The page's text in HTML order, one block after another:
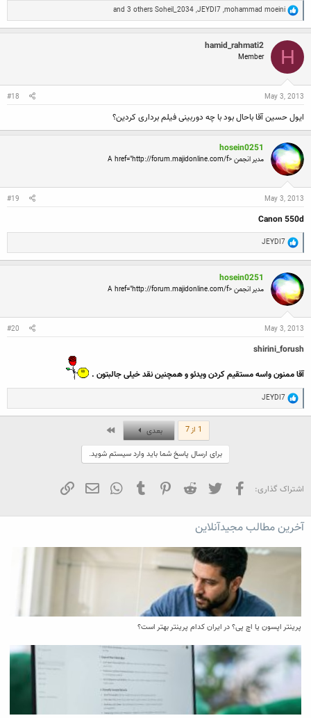
R
e
a
c
i
o
n
:
mohammad moeini
,
JEYDI7
,
Soheil_2034
H
hamid_rahmati2
Member
May 3, 2013
#18
ایول حسین آقا باحال بود با چه دوربینی فیلم برداری کردین؟
hosein0251
مدیر انجمن <A href="http://forum.majidonline.com/f
May 3, 2013
#19
Canon 550d
R
e
a
c
t
i
o
n
:
JEYDI7
hosein0251
مدیر انجمن <A href="http://forum.majidonline.com/f
May 3, 2013
#20
shirini_forush
آقا ممنون واسه مستقیم کردن ویدئو و همچنین نقد خیلی جالبتون .
R
e
a
:
JEYDI7
1 از 7 بعدی
برای ارسال پاسخ شما باید وارد سیستم شوید.
اشتراک گذاری: فیسبوک تویتر Reddit
Pinterest
Tumblr
WhatsApp
ایمیل
آخرین مطالب مجیدآنلاین
پرینتر اپسون یا اچ پی؟ در ایران کدام پرینتر بهتر است؟